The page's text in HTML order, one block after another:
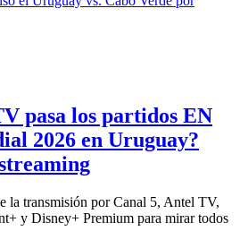
pasa los partidos EN
2026 en Uruguay?
la transmisión por Canal 5, Antel TV,
y Disney+ Premium para mirar todos